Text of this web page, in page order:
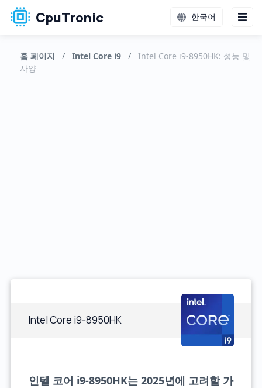
CpuTronic 한국어
홈 페이지 / Intel Core i9 /
Intel Core i9-8950HK: 성능 및
사양
Intel Core i9-8950HK
인텔 코어 i9-8950HK는 2025년에 고려할 가